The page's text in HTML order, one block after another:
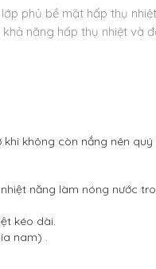
phủ bề mặt hấp thụ nhiệt
năng hấp thụ nhiệt và
không còn nắng nên
năng làm nóng nước
kéo dài.
nam) .